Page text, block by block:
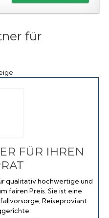
für
FÜR IHREN
qualitativ hochwertige und
fairen Preis. Sie ist eine
Reiseproviant